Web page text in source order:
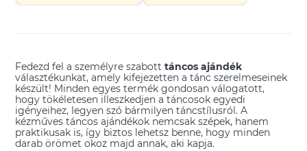
Fedezd fel a személyre szabotttáncos ajándék
választékunkat, amely kifejezetten a tánc szerelmeseinek
készült! Minden egyes termék gondosan válogatott,
hogy tökéletesen illeszkedjen a táncosok egyedi
igényeihez, legyen szó bármilyen táncstílusról. A
kézműves táncos ajándékok nemcsak szépek, hanem
praktikusak is, így biztos lehetsz benne, hogy minden
darab örömet okoz majd annak, aki kapja.